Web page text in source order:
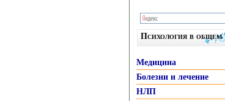
Психология в общем
Медицина
Болезни и лечение
НЛП